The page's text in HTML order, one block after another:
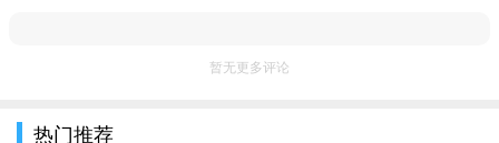
暂无更多评论
热门推荐